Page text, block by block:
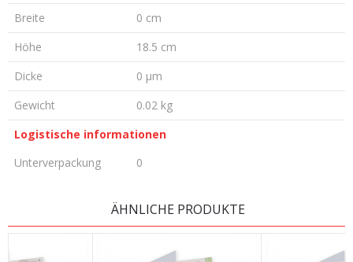
Breite
0 cm
Höhe
18.5 cm
Dicke
0 µm
Gewicht
0.02 kg
Logistische informationen
Unterverpackung
0
ÄHNLICHE PRODUKTE